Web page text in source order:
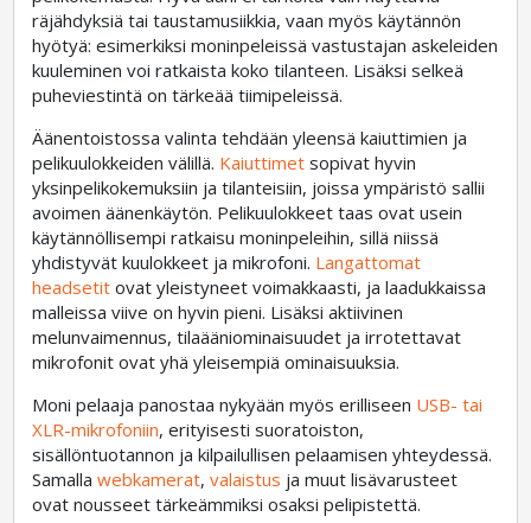
räjähdyksiä tai taustamusiikkia, vaan myös käytännön
hyötyä: esimerkiksi moninpeleissä vastustajan askeleiden
kuuleminen voi ratkaista koko tilanteen. Lisäksi selkeä
puheviestintä on tärkeää tiimipeleissä.
Äänentoistossa valinta tehdään yleensä kaiuttimien ja
pelikuulokkeiden välillä. Kaiuttimet sopivat hyvin
yksinpelikokemuksiin ja tilanteisiin, joissa ympäristö sallii
avoimen äänenkäytön. Pelikuulokkeet taas ovat usein
käytännöllisempi ratkaisu moninpeleihin, sillä niissä
yhdistyvät kuulokkeet ja mikrofoni. Langattomat
headsetit ovat yleistyneet voimakkaasti, ja laadukkaissa
malleissa viive on hyvin pieni. Lisäksi aktiivinen
melunvaimennus, tilaääniominaisuudet ja irrotettavat
mikrofonit ovat yhä yleisempiä ominaisuuksia.
Moni pelaaja panostaa nykyään myös erilliseen USB- tai
XLR-mikrofoniin, erityisesti suoratoiston,
sisällöntuotannon ja kilpailullisen pelaamisen yhteydessä.
Samallawebkamerat,valaistus ja muut lisävarusteet
ovat nousseet tärkeämmiksi osaksi pelipistettä.